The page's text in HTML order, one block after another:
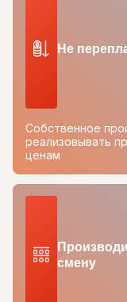
Не
Собственное
реализовывать
ценам
смену